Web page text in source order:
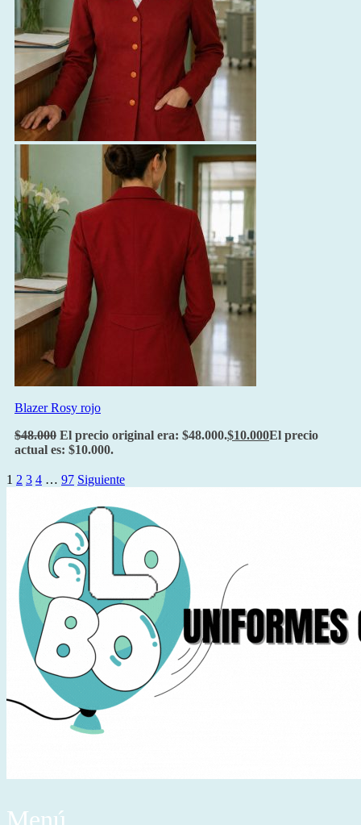
Blazer Rosy rojo
$48.000 El precio original era: $48.000.$10.000El precio
actual es: $10.000.
1 2 3 4 … 97 Siguiente
Menú